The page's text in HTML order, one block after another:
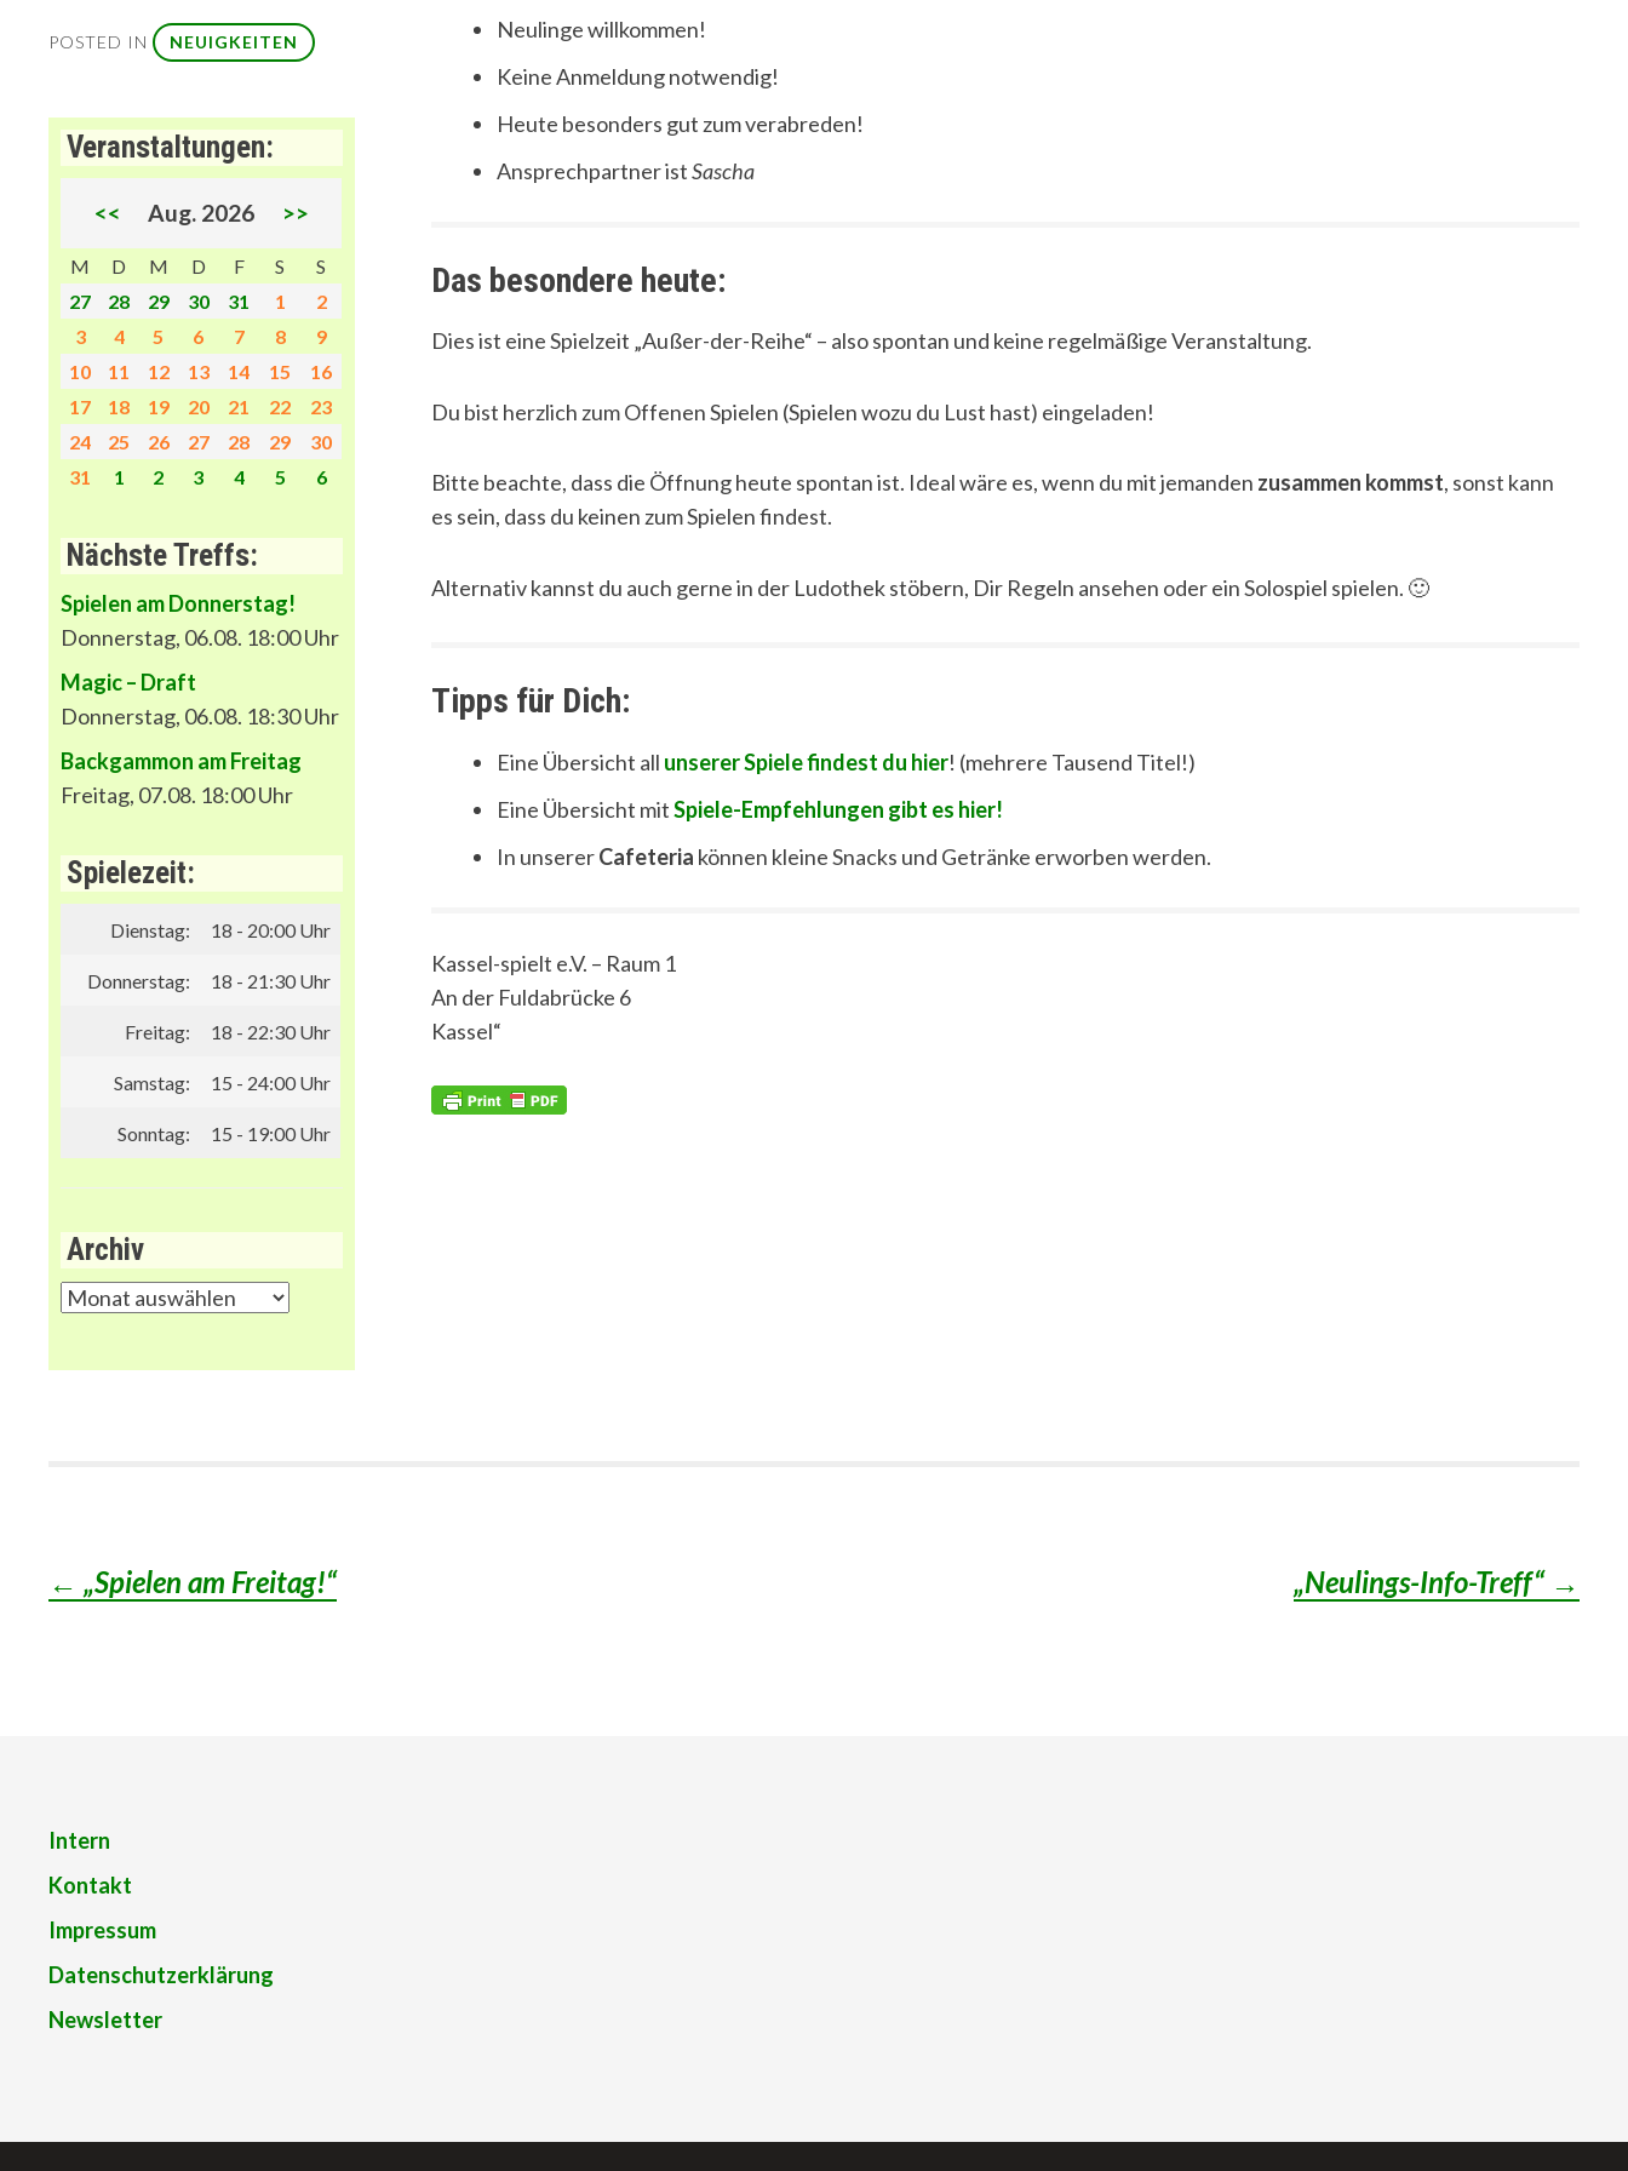
OFFENE
SPIELZEIT!
ER-R
POSTED IN NEUIGKEITEN
Veranstaltungen:
<< Aug. 2026 >>
M D M D F S
S
27
28 29 30 31 1
2
3
4 5 6 7 8
9
10
11 12 13 14 15
16
17
18 19 20 21 22
23
24
25 26 27 28 29
30
31
1 2 3 4 5 6
Nächste Treffs:
Spielen am Donnerstag!
Donnerstag, 06.08. 18:00 Uhr
Magic – Draft
Donnerstag, 06.08. 18:30 Uhr
Backgammon am Freitag
Freitag, 07.08. 18:00 Uhr
Spielezeit:
Dienstag: 18 - 20:00 Uhr
Donnerstag: 18 - 21:30 Uhr
Freitag: 18 - 22:30 Uhr
Samstag: 15 - 24:00 Uhr
Sonntag: 15 - 19:00 Uhr
Archiv
Archiv
Neulinge willkommen!
Keine Anmeldung notwendig!
Heute besonders gut zum verabreden!
Ansprechpartner istSascha
Das besondere heute:
Dies ist eine Spielzeit „Außer-der-Reihe“ – also spontan und keine regelmäßige Veranstaltung.
Du bist herzlich zum Offenen Spielen (Spielen wozu du Lust hast) eingeladen!
Bitte beachte, dass die Öffnung heute spontan ist. Ideal wäre es, wenn du mit jemanden zusammen kommst, sonst kann
es sein, dass du keinen zum Spielen findest.
Alternativ kannst du auch gerne in der Ludothek stöbern, Dir Regeln ansehen oder ein Solospiel spielen. 🙂
Tipps für Dich:
Eine Übersicht all unserer Spiele findest du hier! (mehrere Tausend Titel!)
Eine Übersicht mitSpiele-Empfehlungen gibt es hier!
In unsererCafeteria können kleine Snacks und Getränke erworben werden.
Kassel-spielt e.V. – Raum 1
An der Fuldabrücke 6
Kassel“
Post
← „Spielen am Freitag!“ „Neulings-Info-Treff“ →
Intern
Kontakt
Impressum
Datenschutzerklärung
Newsletter